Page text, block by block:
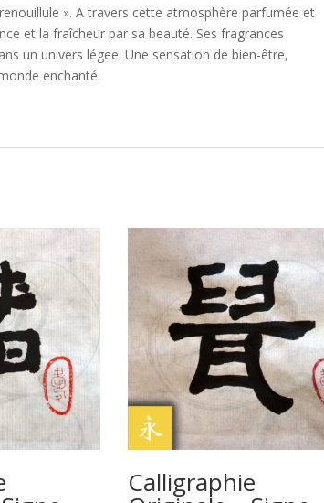
». A travers cette atmosphère parfumée et
et la fraîcheur par sa beauté. Ses fragrances
un univers légee. Une sensation de bien-être,
enchanté.
Calligraphie